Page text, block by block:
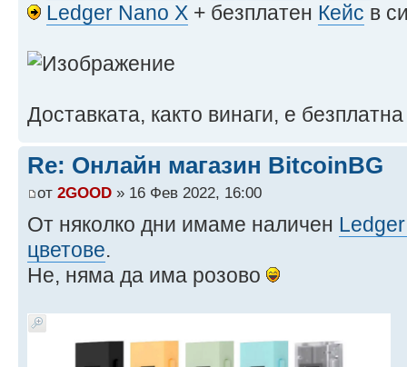
Ledger Nano X + безплатен Кейс в
Доставката, както винаги, е
Re: Онлайн магазин BitcoinBG
от 2GOOD » 16 Фев 2022, 16:00
От няколко дни имаме наличен
цветове.
Не, няма да има розово